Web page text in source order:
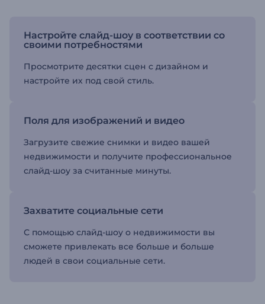
Настройте слайд-шоу в соответствии со
своими потребностями
Просмотрите десятки сцен с дизайном и
настройте их под свой стиль.
Поля для изображений и видео
Загрузите свежие снимки и видео вашей
недвижимости и получите профессиональное
слайд-шоу за считанные минуты.
Захватите социальные сети
С помощью слайд-шоу о недвижимости вы
сможете привлекать все больше и больше
людей в свои социальные сети.